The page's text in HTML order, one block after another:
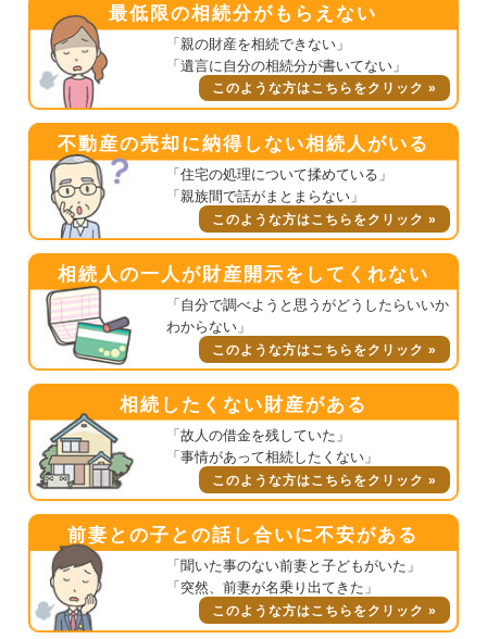
最低限の相続分がもらえない
「親の財産を相続できない」
「遺言に自分の相続分が書いてない」
このような方はこちらをクリック »
不動産の売却に納得しない相続人がいる
「住宅の処理について揉めている」
「親族間で話がまとまらない」
このような方はこちらをクリック »
相続人の一人が財産開示をしてくれない
「自分で調べようと思うがどうしたらいいか
わからない」
このような方はこちらをクリック »
相続したくない財産がある
「故人の借金を残していた」
「事情があって相続したくない」
このような方はこちらをクリック »
前妻との子との話し合いに不安がある
「聞いた事のない前妻と子どもがいた」
「突然、前妻が名乗り出てきた」
このような方はこちらをクリック »